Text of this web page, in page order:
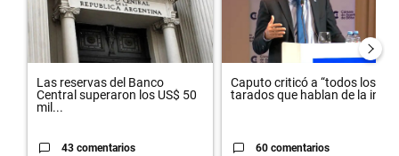
Las reservas del Banco
Central superaron los US$ 50
mil...
43 comentarios
Caputo criticó a “todos los
tarados que hablan de la in...
60 comentarios